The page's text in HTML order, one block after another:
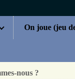
nous ?